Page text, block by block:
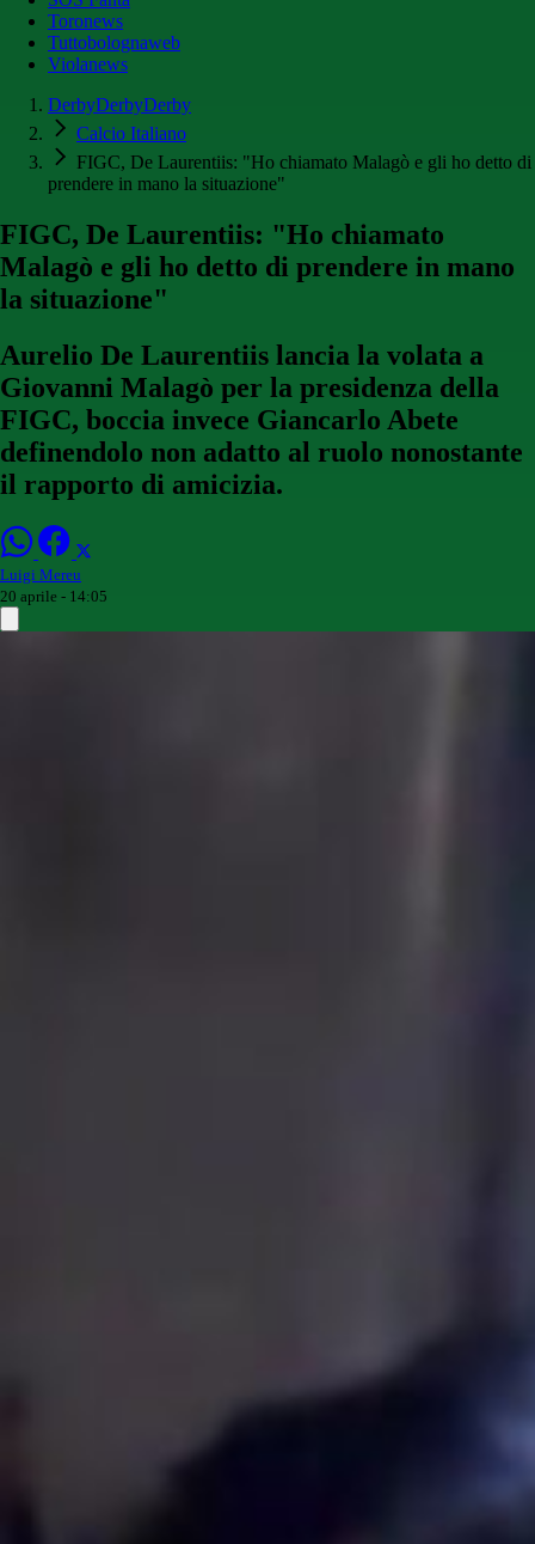
Toronews
Tuttobolognaweb
Violanews
DerbyDerbyDerby
Calcio Italiano
FIGC, De Laurentiis: "Ho chiamato Malagò e gli ho detto di
prendere in mano la situazione"
FIGC, De Laurentiis: "Ho chiamato
Malagò e gli ho detto di prendere in mano
la situazione"
Aurelio De Laurentiis lancia la volata a
Giovanni Malagò per la presidenza della
FIGC, boccia invece Giancarlo Abete
definendolo non adatto al ruolo nonostante
il rapporto di amicizia.
Luigi Mereu
20 aprile - 14:05